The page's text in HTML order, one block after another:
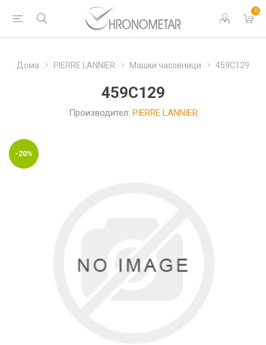
0
Дома PIERRE LANNIER Машки часовници 459C129
459C129
Производител: PIERRE LANNIER
-20%